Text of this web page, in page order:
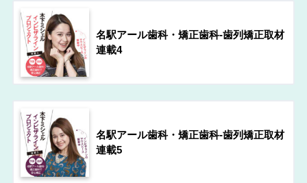
名駅アール歯科・矯正歯科-歯列矯正取材
連載4
名駅アール歯科・矯正歯科-歯列矯正取材
連載5